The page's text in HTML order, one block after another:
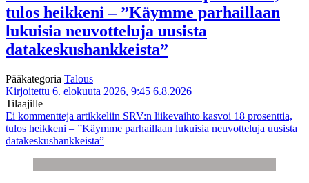
tulos heikkeni – ”Käymme parhaillaan
lukuisia neuvotteluja uusista
datakeskushankkeista”
Pääkategoria Talous
Kirjoitettu 6. elokuuta 2026, 9:45 6.8.2026
Tilaajille
Ei kommentteja artikkeliin SRV:n liikevaihto kasvoi 18 prosenttia,
tulos heikkeni – ”Käymme parhaillaan lukuisia neuvotteluja uusista
datakeskushankkeista”